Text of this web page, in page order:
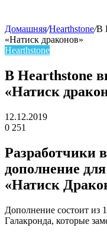
skin
Домашняя/Hearthstone/В
«Натиск драконов»
Hearthstone
В Hearthstone
«Натиск
12.12.2019
0 251
Разработчики
дополнение
«Натиск
Дополнение состоит из
Галакронда, которые